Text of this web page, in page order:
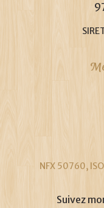
NFX 50760,
Suivez